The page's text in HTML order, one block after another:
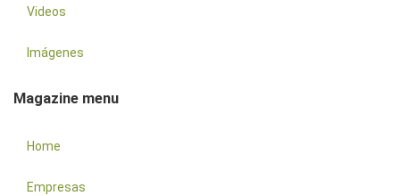
Videos
Imágenes
Magazine menu
Home
Empresas